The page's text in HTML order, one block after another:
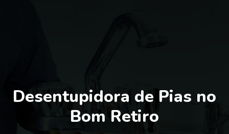
Desentupidora de Pias no
Bom Retiro